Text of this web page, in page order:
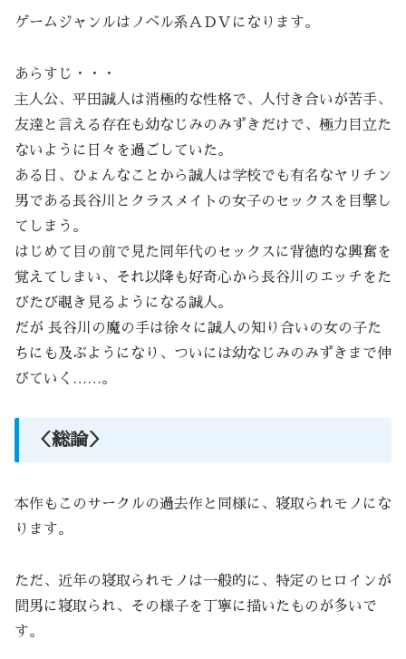
ゲームジャンルはノベル系ＡＤＶになります。
あらすじ・・・
主人公、平田誠人は消極的な性格で、人付き合いが苦手、
友達と言える存在も幼なじみのみずきだけで、極力目立た
ないように日々を過ごしていた。
ある日、ひょんなことから誠人は学校でも有名なヤリチン
男である長谷川とクラスメイトの女子のセックスを目撃し
てしまう。
はじめて目の前で見た同年代のセックスに背徳的な興奮を
覚えてしまい、それ以降も好奇心から長谷川のエッチをた
びたび覗き見るようになる誠人。
だが 長谷川の魔の手は徐々に誠人の知り合いの女の子た
ちにも及ぶようになり、ついには幼なじみのみずきまで伸
びていく……。
＜総論＞
本作もこのサークルの過去作と同様に、寝取られモノにな
ります。
ただ、近年の寝取られモノは一般的に、特定のヒロインが
間男に寝取られ、その様子を丁寧に描いたものが多いで
す。